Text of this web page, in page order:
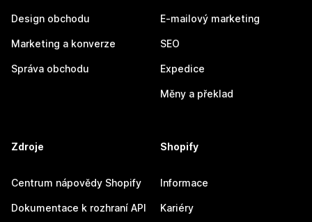
Design obchodu
Marketing a konverze
Správa obchodu
E-mailový marketing
SEO
Expedice
Měny a překlad
Zdroje
Centrum nápovědy Shopify
Dokumentace k rozhraní API
Shopify
Informace
Kariéry